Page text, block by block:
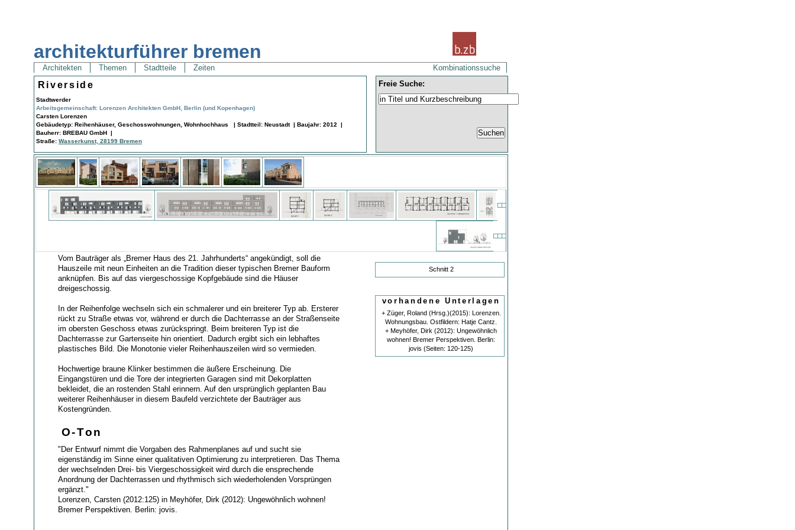
architekturführer bremen
Architekten Themen Stadtteile Zeiten Kombinationssuche
Riverside
Stadtwerder
Arbeitsgemeinschaft: Lorenzen Architekten GmbH, Berlin (und Kopenhagen)
Carsten Lorenzen
Gebäudetyp: Reihenhäuser, Geschosswohnungen, Wohnhochhaus | Stadtteil: Neustadt | Baujahr: 2012 |
Bauherr: BREBAU GmbH |
Straße: Wasserkunst, 28199 Bremen
Freie Suche:
Schnitt 2
vorhandene Unterlagen
+ Züger, Roland (Hrsg.)(2015): Lorenzen.
Wohnungsbau. Ostfildern: Hatje Cantz.
+ Meyhöfer, Dirk (2012): Ungewöhnlich
wohnen! Bremer Perspektiven. Berlin:
jovis (Seiten: 120-125)
Vom Bauträger als „Bremer Haus des 21. Jahrhunderts“ angekündigt, soll die
Hauszeile mit neun Einheiten an die Tradition dieser typischen Bremer Bauform
anknüpfen. Bis auf das viergeschossige Kopfgebäude sind die Häuser
dreigeschossig.
In der Reihenfolge wechseln sich ein schmalerer und ein breiterer Typ ab. Ersterer
rückt zu Straße etwas vor, während er durch die Dachterrasse an der Straßenseite
im obersten Geschoss etwas zurückspringt. Beim breiteren Typ ist die
Dachterrasse zur Gartenseite hin orientiert. Dadurch ergibt sich ein lebhaftes
plastisches Bild. Die Monotonie vieler Reihenhauszeilen wird so vermieden.
Hochwertige braune Klinker bestimmen die äußere Erscheinung. Die
Eingangstüren und die Tore der integrierten Garagen sind mit Dekorplatten
bekleidet, die an rostenden Stahl erinnern. Auf den ursprünglich geplanten Bau
weiterer Reihenhäuser in diesem Baufeld verzichtete der Bauträger aus
Kostengründen.
O-Ton
"Der Entwurf nimmt die Vorgaben des Rahmenplanes auf und sucht sie
eigenständig im Sinne einer qualitativen Optimierung zu interpretieren. Das Thema
der wechselnden Drei- bis Viergeschossigkeit wird durch die ensprechende
Anordnung der Dachterrassen und rhythmisch sich wiederholenden Vorsprüngen
ergänzt."
Lorenzen, Carsten (2012:125) in Meyhöfer, Dirk (2012): Ungewöhnlich wohnen!
Bremer Perspektiven. Berlin: jovis.